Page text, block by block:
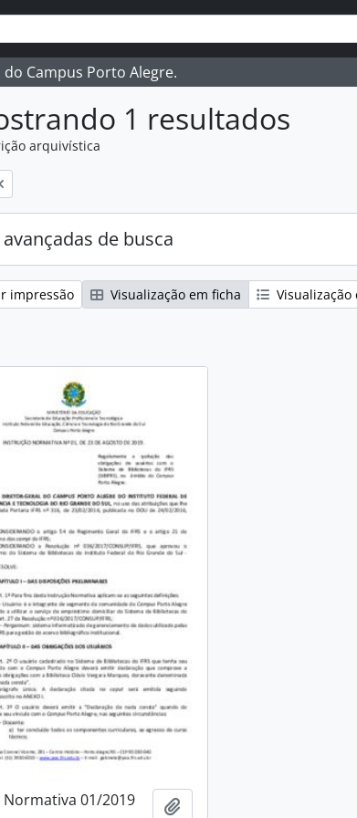
de busca
Campus Porto Alegre.
1 resultados
arquivística
de busca
impressão Visualização em ficha Visualização
01/2019